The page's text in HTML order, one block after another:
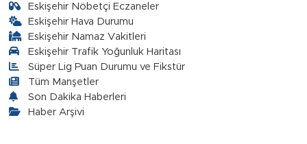
Eskişehir Nöbetçi Eczaneler
Eskişehir Hava Durumu
Eskişehir Namaz Vakitleri
Eskişehir Trafik Yoğunluk Haritası
Süper Lig Puan Durumu ve Fikstür
Tüm Manşetler
Son Dakika Haberleri
Haber Arşivi